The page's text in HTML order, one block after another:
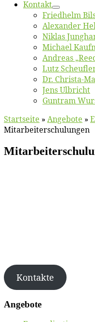
Kon­takt
Fried­helm
Alex­an­der
Ni­klas
Mi­cha­el
An­dre­as
Lutz
Dr. Chris­­ta-
Jens Ulb­richt
Gun­tram
Startseite » An­ge­bo­te »
Mitarbeiterschulungen
Kon­tak­te
An­ge­bo­te